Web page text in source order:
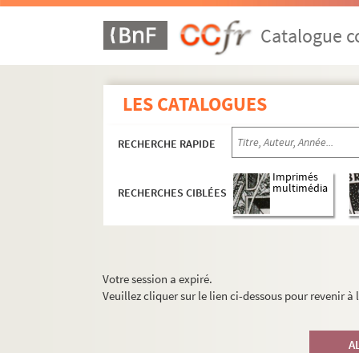
Catalogue
LES CATALOGUES
RECHERCHE RAPIDE
RECHERCHES CIBLÉES
Imprimés
multimédia
Votre session a expiré.
Veuillez cliquer sur le lien ci-dessous pour revenir